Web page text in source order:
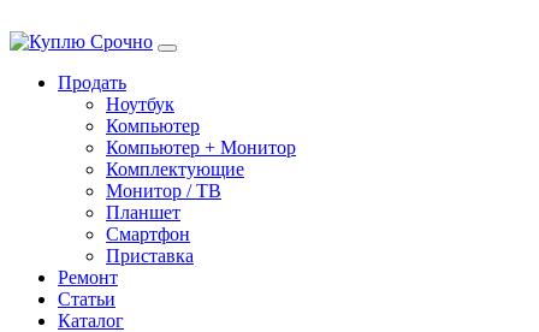
Продать
Ноутбук
Компьютер
Компьютер + Монитор
Комплектующие
Монитор / ТВ
Планшет
Смартфон
Приставка
Ремонт
Статьи
Каталог